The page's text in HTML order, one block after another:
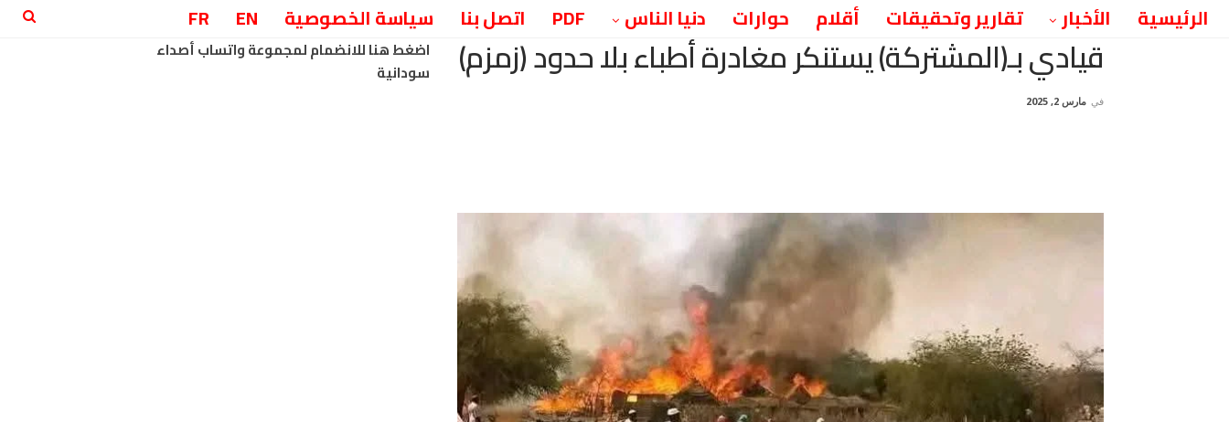
الرئيسية الأخبار تقارير وتحقيقات أقلام حوارات دنيا الناس PDF اتصل بنا سياسة الخصوصية EN
FR
قيادي بـ(المشتركة) يستنكر مغادرة أطباء بلا حدود (زمزم)
في مارس 2, 2025
اضغط هنا للانضمام لمجموعة واتساب أصداء
سودانية